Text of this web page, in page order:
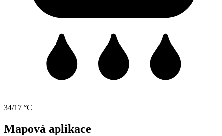
34/17 °C
Mapová aplikace